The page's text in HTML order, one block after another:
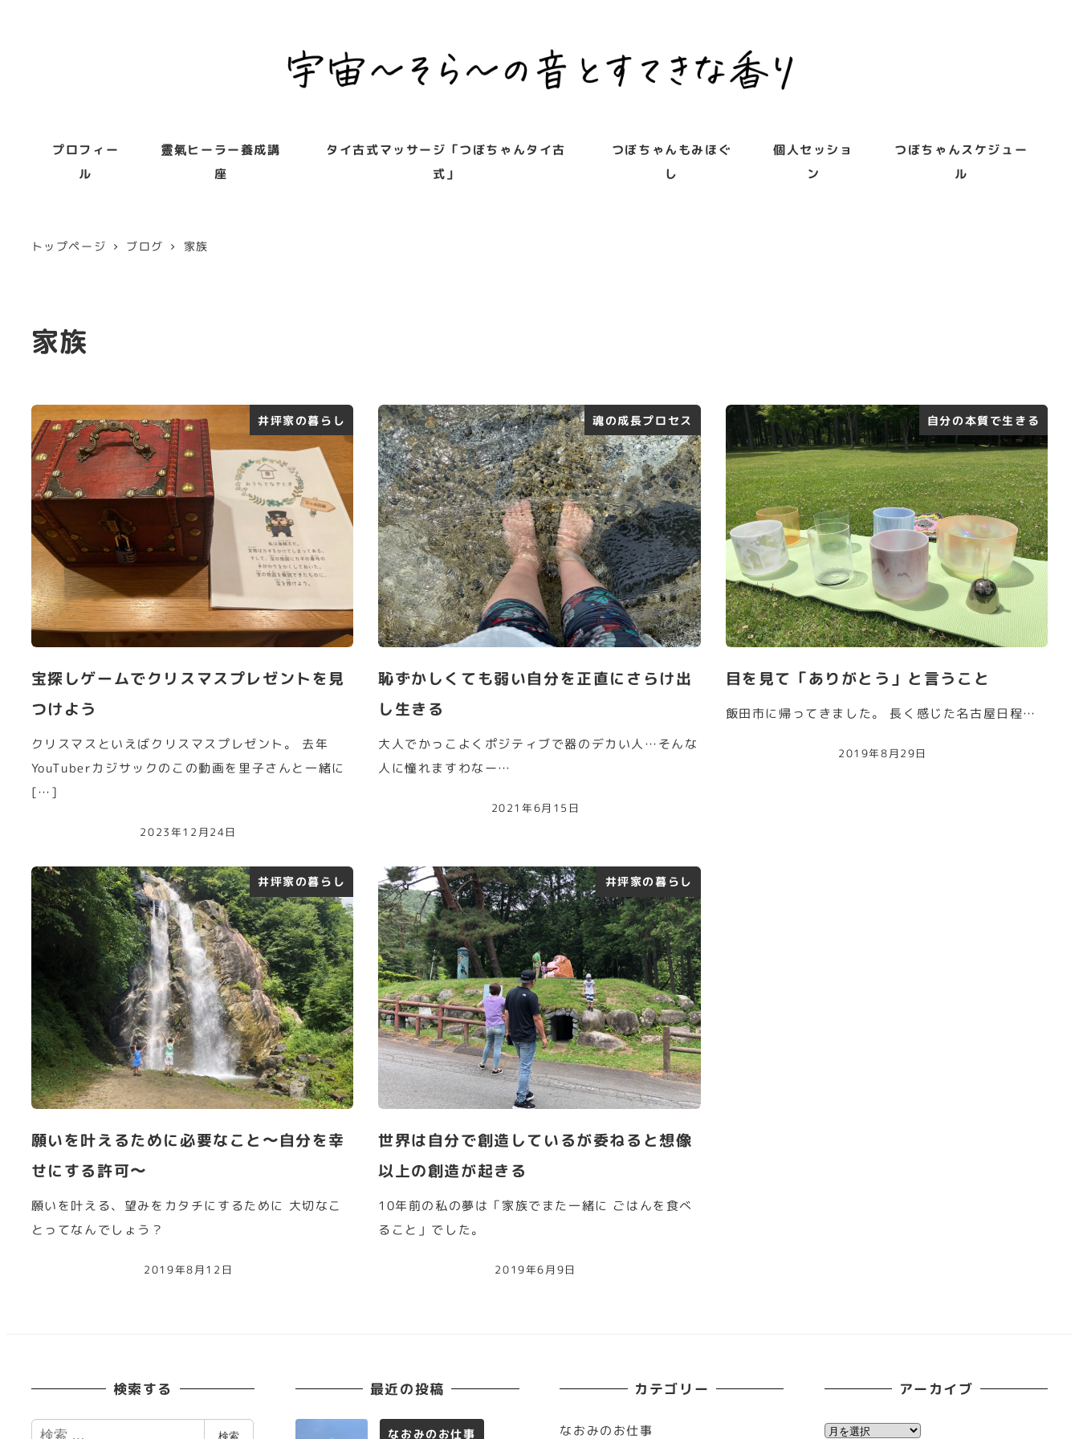
プロフィー
ル
靈氣ヒーラー養成講
座
タイ古式マッサージ「つぼちゃんタイ古
式」
つぼちゃんもみほぐ
し
個人セッショ
ン
つぼちゃんスケジュー
ル
トップページ ブログ 家族
家族
井坪家の暮らし
宝探しゲームでクリスマスプレゼントを見
つけよう
クリスマスといえばクリスマスプレゼント。 去年
YouTuberカジサックのこの動画を里子さんと一緒に
[…]
2023年12月24日
魂の成長プロセス
恥ずかしくても弱い自分を正直にさらけ出
し生きる
大人でかっこよくポジティブで器のデカい人…そんな
人に憧れますわなー…
2021年6月15日
自分の本質で生きる
目を見て「ありがとう」と言うこと
飯田市に帰ってきました。 長く感じた名古屋日程…
2019年8月29日
井坪家の暮らし
願いを叶えるために必要なこと〜自分を幸
せにする許可〜
願いを叶える、望みをカタチにするために 大切なこ
とってなんでしょう？
2019年8月12日
井坪家の暮らし
世界は自分で創造しているが委ねると想像
以上の創造が起きる
10年前の私の夢は「家族でまた一緒に ごはんを食べ
ること」でした。
2019年6月9日
検索する
検 検索
最近の投稿
なおみのお仕事
カテゴリー
なおみのお仕事
アーカイブ
ア